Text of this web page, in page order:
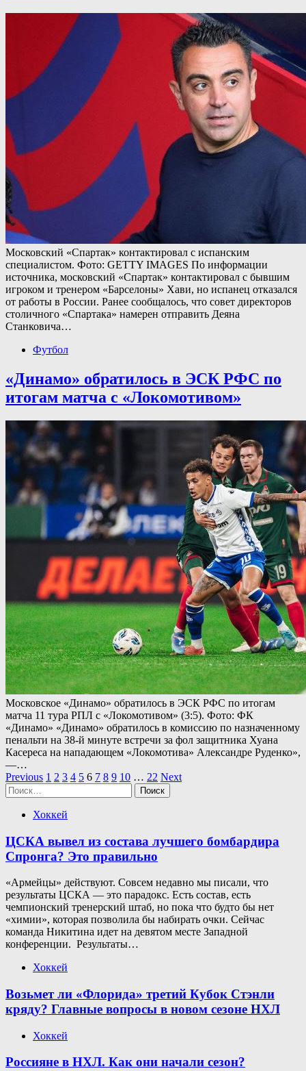
Московский «Спартак» контактировал с испанским
специалистом. Фото: GETTY IMAGES По информации
источника, московский «Спартак» контактировал с бывшим
игроком и тренером «Барселоны» Хави, но испанец отказался
от работы в России. Ранее сообщалось, что совет директоров
столичного «Спартака» намерен отправить Деяна
Станковича…
Футбол
«Динамо» обратилось в ЭСК РФС по
итогам матча с «Локомотивом»
Московское «Динамо» обратилось в ЭСК РФС по итогам
матча 11 тура РПЛ с «Локомотивом» (3:5). Фото: ФК
«Динамо» «Динамо» обратилось в комиссию по назначенному
пенальти на 38-й минуте встречи за фол защитника Хуана
Касереса на нападающем «Локомотива» Александре Руденко»,
—…
Пагинация
записей
Previous 1 2 3 4 5 6 7 8 9 10 … 22 Next
Найти:
Хоккей
ЦСКА вывел из состава лучшего бомбардира
Спронга? Это правильно
«Армейцы» действуют. Совсем недавно мы писали, что
результаты ЦСКА — это парадокс. Есть состав, есть
чемпионский тренерский штаб, но пока что будто бы нет
«химии», которая позволила бы набирать очки. Сейчас
команда Никитина идет на девятом месте Западной
конференции. Результаты…
Хоккей
Возьмет ли «Флорида» третий Кубок Стэнли
кряду? Главные вопросы в новом сезоне НХЛ
Хоккей
Россияне в НХЛ. Как они начали сезон?